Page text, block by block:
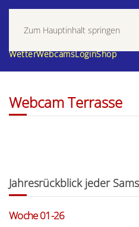
Zum Hauptinhalt springen
WetterWebcamsLoginShop
Webcam Terrasse
Jahresrückblick jeder
Woche 01-26